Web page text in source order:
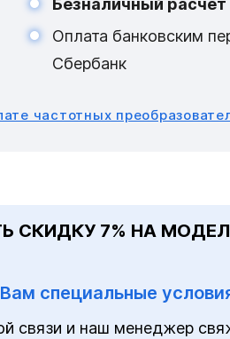
Безналичный расчет
Оплата банковским
Сбербанк
частотных
СКИДКУ 7% НА
специальные
связи и наш менеджер